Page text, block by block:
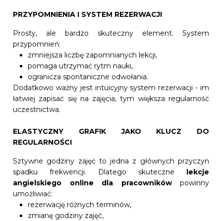
PRZYPOMNIENIA I SYSTEM REZERWACJI
Prosty, ale bardzo skuteczny element. System
przypomnień:
zmniejsza liczbę zapomnianych lekcji,
pomaga utrzymać rytm nauki,
ogranicza spontaniczne odwołania.
Dodatkowo ważny jest intuicyjny system rezerwacji - im
łatwiej zapisać się na zajęcia, tym większa regularność
uczestnictwa.
ELASTYCZNY GRAFIK JAKO KLUCZ DO
REGULARNOŚCI
Sztywne godziny zajęć to jedna z głównych przyczyn
spadku frekwencji. Dlatego skuteczne lekcje
angielskiego online dla pracownikówpowinny
umożliwiać:
rezerwację różnych terminów,
zmianę godziny zajęć,